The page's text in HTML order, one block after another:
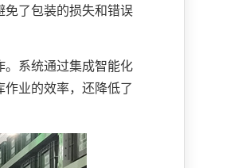
免了包装的损失和错误
系统通过集成智能化
业的效率，还降低了